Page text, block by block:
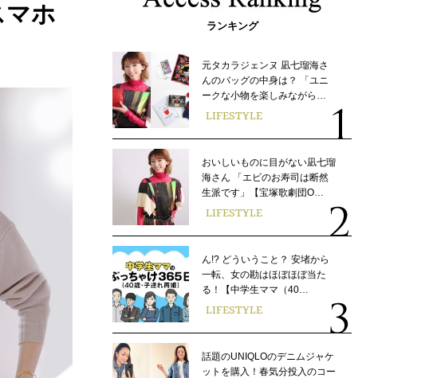
マホ
ランキング
元タカラジェンヌ 凪七瑠海さ
んのバッグの中身は？ 「ユニ
ークな小物を楽しみながら…
LIFESTYLE
おいしいものに目がない凪七瑠
海さん 「エビのお寿司は断然
生派です」【宝塚歌劇団O…
LIFESTYLE
ん!? どういうこと？ 安堵から
一転、女の勘はほぼほぼ当た
る！【中学生ママ（40…
LIFESTYLE
話題のUNIQLOのデニムジャケ
ットを購入！春気分投入のコー